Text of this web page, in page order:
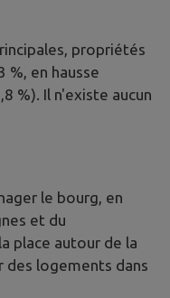
propriétés
%, en hausse
%). Il n'existe aucun
le bourg, en
et du
place autour de la
des logements dans